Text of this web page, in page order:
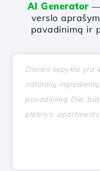
AI Generator —
verslo
pavadinimą ir